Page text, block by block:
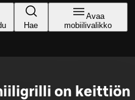
Hae
Avaa
mobiilivalikko
on keittiön